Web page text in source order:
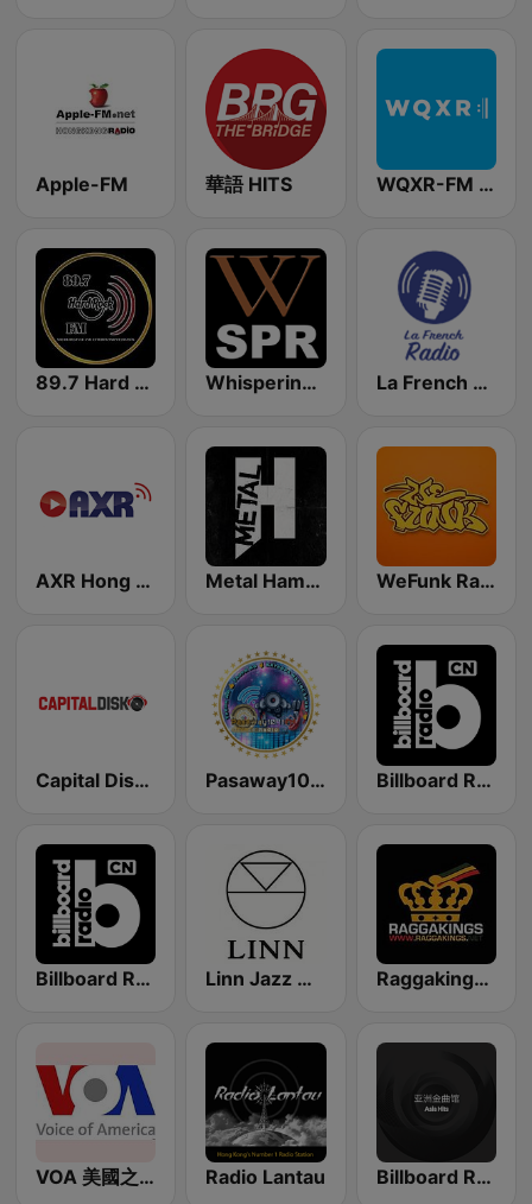
Apple-FM 華語 HITS WQXR-FM 紐約愛樂電台
89.7 Hard Rock FM Whisperings: Solo Piano Radio - 鋼琴獨奏網路音樂電台 La French Radio Hong-Kong et Macao
AXR Hong Kong Metal Hammer Radio 重金屬音樂電台 WeFunk Radio 放克音樂網路電台
Capital Disko Pasaway10.11fm online radio Billboard Radio - EDM/Club
Billboard Radio - Rock Linn Jazz 英國網路音樂台 Raggakings 雷鬼音樂網路電台
VOA 美國之音 Radio Lantau Billboard Radio - Asia Hits